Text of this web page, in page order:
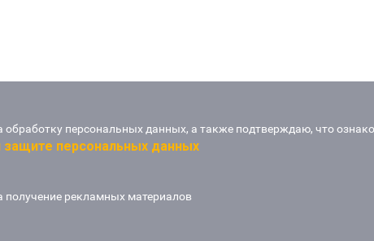
обработку персональных данных, а также подтверждаю, что
защите персональных данных
получение рекламных материалов